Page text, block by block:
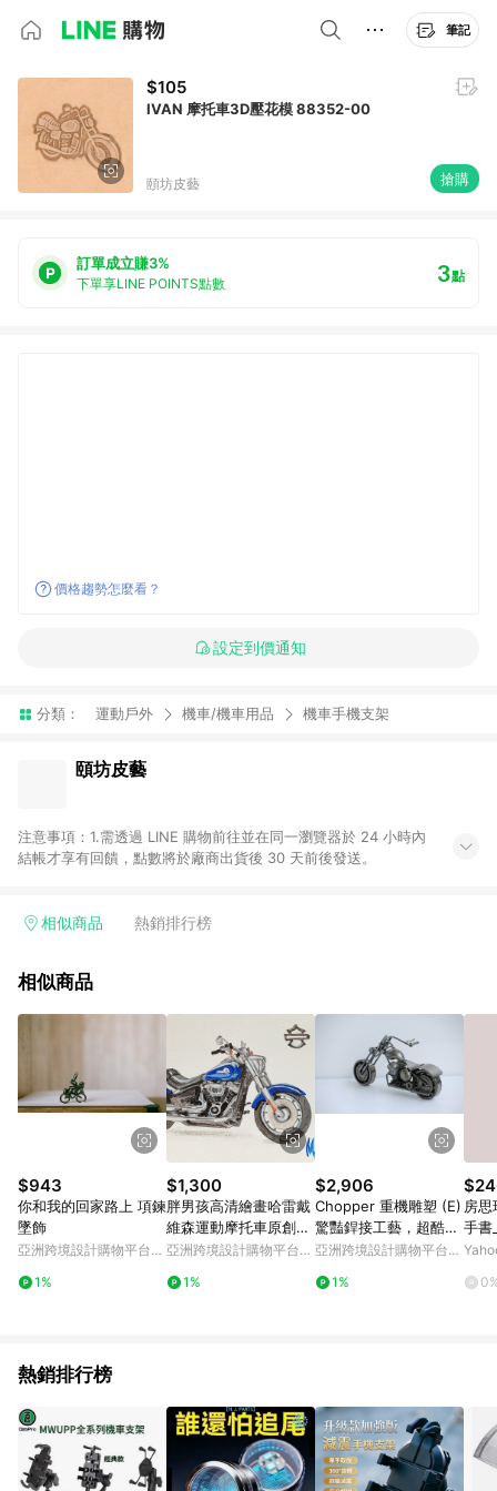
筆記
$105
IVAN 摩托車3D壓花模 88352-00
頤坊皮藝 搶購
訂單成立賺3%
下單享LINE POINTS點數 3點
價格趨勢怎麼看？
設定到價通知
分類： 運動戶外 機車/機車用品 機車手機支架
頤坊皮藝
注意事項：1.需透過 LINE 購物前往並在同一瀏覽器於 24 小時內
結帳才享有回饋，點數將於廠商出貨後 30 天前後發送。
相似商品 熱銷排行榜
相似商品
$943
你和我的回家路上 項鍊
墜飾
亞洲跨境設計購物平台
1%
$1,300
胖男孩高清繪畫哈雷戴
維森運動摩托車原創藝
術 2023 年明信片
亞洲跨境設計購物平台
1%
$2,906
Chopper 重機雕塑 (E)
驚豔銲接工藝，超酷生
日禮物
亞洲跨境設計購物平台
1%
房
手書
熱銷排行榜